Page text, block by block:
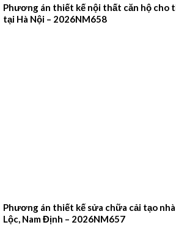
Phương án thiết kế nội thất căn hộ cho
tại Hà Nội – 2026NM658
Phương án thiết kế sửa chữa cải tạo
Lộc, Nam Định – 2026NM657